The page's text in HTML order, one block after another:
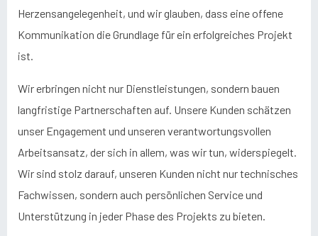
Herzensangelegenheit, und wir glauben, dass eine offene
Kommunikation die Grundlage für ein erfolgreiches Projekt
ist.
Wir erbringen nicht nur Dienstleistungen, sondern bauen
langfristige Partnerschaften auf. Unsere Kunden schätzen
unser Engagement und unseren verantwortungsvollen
Arbeitsansatz, der sich in allem, was wir tun, widerspiegelt.
Wir sind stolz darauf, unseren Kunden nicht nur technisches
Fachwissen, sondern auch persönlichen Service und
Unterstützung in jeder Phase des Projekts zu bieten.